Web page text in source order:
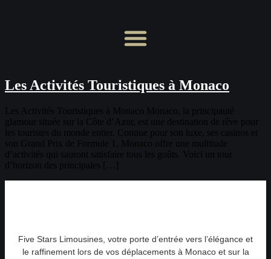
Les Activités Touristiques à Monaco
Les Activités Touristiques à Monaco Monaco, la principauté
glamour située sur la Côte d’Azur, est une destination de rêve pour
les touristes du monde entier. Connue pour son luxe, ses casinos et
son Grand Prix de Formule 1, Monaco offre une multitude
d’activités qui sauront satisfaire tous les goûts. Voici un tour
d’horizon des principales […]
Five Stars Limousines, votre porte d’entrée vers l’élégance et
le raffinement lors de vos déplacements à Monaco et sur la